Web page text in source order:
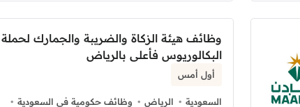
وظائف هيئة الزكاة والضريبة والجمارك لحملة
البكالوريوس فأعلى بالرياض
أول أمس
السعودية الرياض
وظائف حكومية فى السعودية